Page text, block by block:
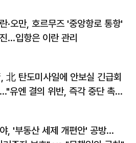
·오만, 호르무즈 '중앙항로 통항'
…입항은 이란 관리
北 탄도미사일에 안보실 긴급회
유엔 결의 위반, 즉각 중단 촉
, '부동산 세제 개편안' 공방…